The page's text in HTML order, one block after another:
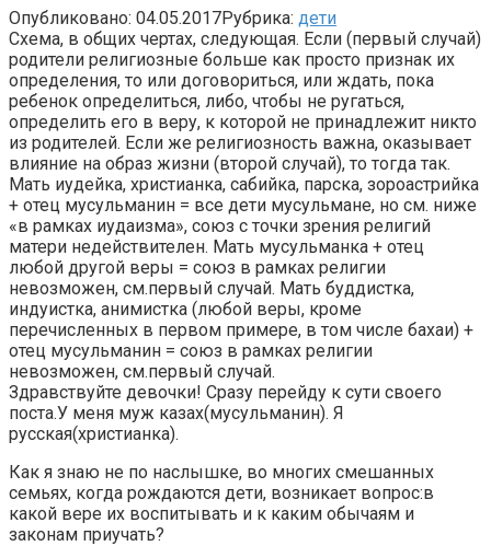
Опубликовано: 04.05.2017Рубрика: дети
Схема, в общих чертах, следующая. Если (первый случай)
родители религиозные больше как просто признак их
определения, то или договориться, или ждать, пока
ребенок определиться, либо, чтобы не ругаться,
определить его в веру, к которой не принадлежит никто
из родителей. Если же религиозность важна, оказывает
влияние на образ жизни (второй случай), то тогда так.
Мать иудейка, христианка, сабийка, парска, зороастрийка
+ отец мусульманин = все дети мусульмане, но см. ниже
«в рамках иудаизма», союз с точки зрения религий
матери недействителен. Мать мусульманка + отец
любой другой веры = союз в рамках религии
невозможен, см.первый случай. Мать буддистка,
индуистка, анимистка (любой веры, кроме
перечисленных в первом примере, в том числе бахаи) +
отец мусульманин = союз в рамках религии
невозможен, см.первый случай.
Здравствуйте девочки! Сразу перейду к сути своего
поста.У меня муж казах(мусульманин). Я
русская(христианка).
Как я знаю не по наслышке, во многих смешанных
семьях, когда рождаются дети, возникает вопрос:в
какой вере их воспитывать и к каким обычаям и
законам приучать?